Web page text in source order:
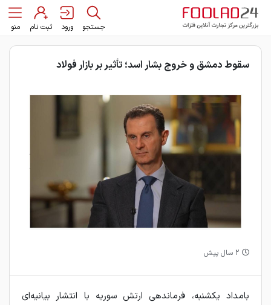
جستجو ورود ثبت نام منو
سقوط دمشق و خروج بشار اسد؛ تأثیر بر بازار فولاد
2 سال پیش
بامداد یکشنبه، فرماندهی ارتش سوریه با انتشار بیانیه‌ای